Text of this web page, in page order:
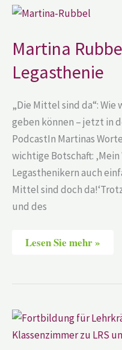
Martina
Legasthenie
„Die Mittel sind da“: Wie
geben können – jetzt in
PodcastIn Martinas
wichtige Botschaft: ‚Mein
Legasthenikern auch
Mittel sind doch
und des
Martina
Rubbel
Stark
mit
Legasthenie
Lesen Sie mehr »
Gemeinsam
Wissen
erweitern: